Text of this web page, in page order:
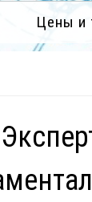
Цены и